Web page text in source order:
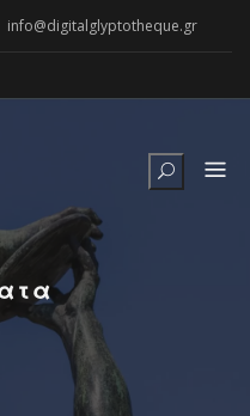
info@digitalglyptotheque.gr